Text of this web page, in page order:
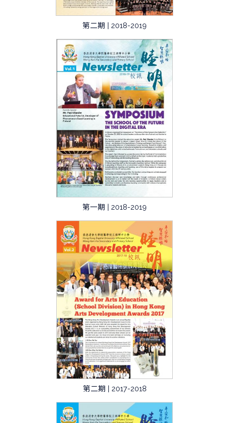
第二期 | 2018-2019
第一期 | 2018-2019
第二期 | 2017-2018